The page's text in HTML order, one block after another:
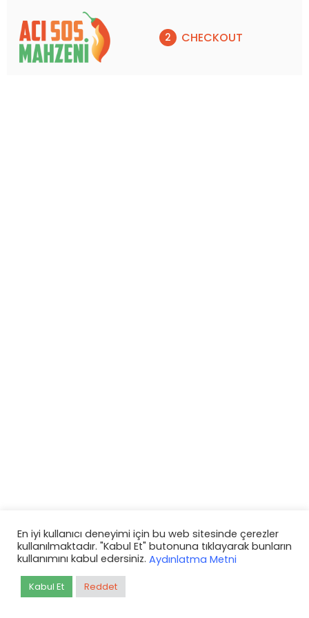
CHECKOUT
En iyi kullanıcı deneyimi için bu web sitesinde çerezler
kullanılmaktadır. "Kabul Et" butonuna tıklayarak bunların
kullanımını kabul edersiniz. Aydınlatma Metni
Kabul Et Reddet